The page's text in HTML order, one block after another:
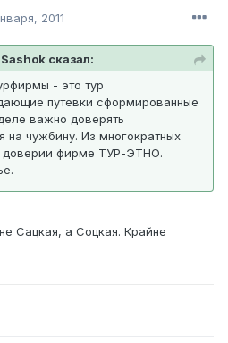
2011
сказал:
- это тур
путевки сформированные
важно доверять
чужбину. Из многократных
доверии фирме ТУР-ЭТНО.
Сацкая, а Соцкая. Крайне